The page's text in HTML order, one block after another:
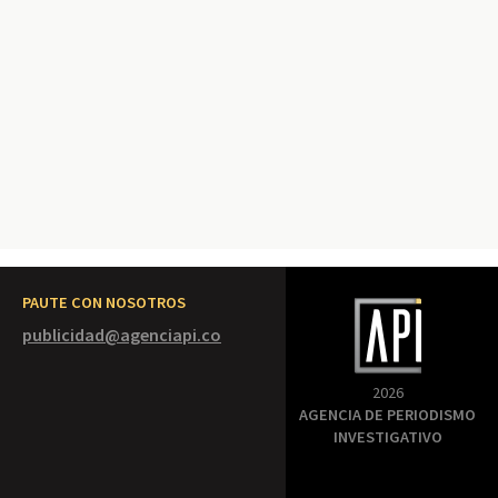
PAUTE CON NOSOTROS
publicidad@agenciapi.co
2026
AGENCIA DE PERIODISMO
INVESTIGATIVO